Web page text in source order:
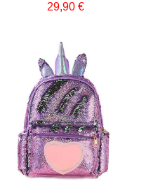
Prix
29,90 €